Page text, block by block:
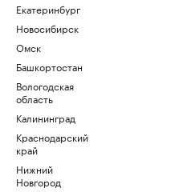
Екатеринбург
Новосибирск
Омск
Башкортостан
Вологодская
область
Калининград
Краснодарский
край
Нижний
Новгород